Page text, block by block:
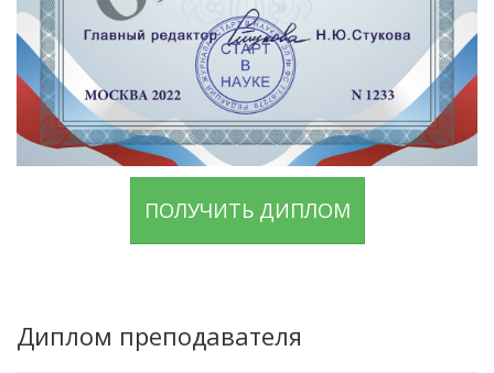
ПОЛУЧИТЬ ДИПЛОМ
Диплом преподавателя